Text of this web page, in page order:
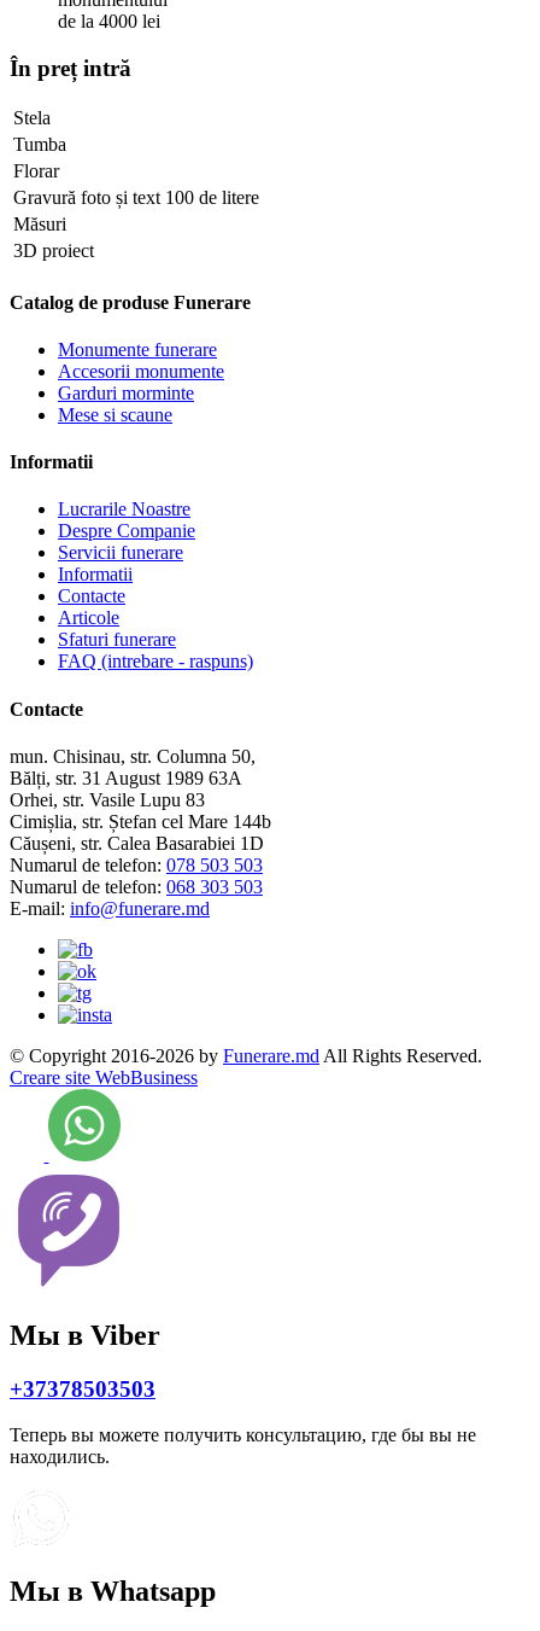
de la 4000 lei
În preț intră
Stela
Tumba
Florar
Gravură foto și text 100 de litere
Măsuri
3D proiect
Catalog de produse Funerare
Monumente funerare
Accesorii monumente
Garduri morminte
Mese si scaune
Informatii
Lucrarile Noastre
Despre Companie
Servicii funerare
Informatii
Contacte
Articole
Sfaturi funerare
FAQ (intrebare - raspuns)
Contacte
mun. Chisinau, str. Columna 50,
Bălți, str. 31 August 1989 63A
Orhei, str. Vasile Lupu 83
Cimișlia, str. Ștefan cel Mare 144b
Căușeni, str. Calea Basarabiei 1D
Numarul de telefon: 078 503 503
Numarul de telefon: 068 303 503
E-mail: info@funerare.md
© Copyright 2016-2026 by Funerare.md All Rights Reserved.
Creare site WebBusiness
Мы в Viber
+37378503503
Теперь вы можете получить консультацию, где бы вы не
находились.
Мы в Whatsapp